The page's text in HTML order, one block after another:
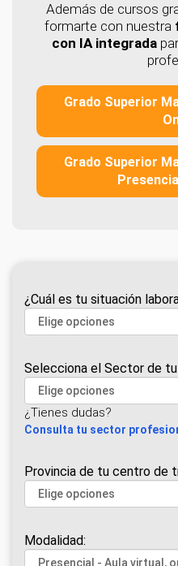
Además de cursos
formarte con nuestra
con IA integrada
Grado Superior
Grado Superior
¿Cuál es tu situación
Selecciona el Sector de tu
¿Tienes dudas?
Consulta tu sector
Provincia de tu centro de
Modalidad: